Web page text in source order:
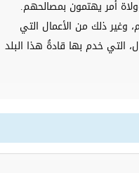
أمر يهتمون بمصالحهم.
وغير ذلك من الأعمال التي
التي خدم بها قادةُ هذا البلد